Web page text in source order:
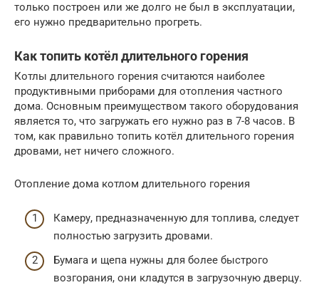
только построен или же долго не был в эксплуатации,
его нужно предварительно прогреть.
Как топить котёл длительного горения
Котлы длительного горения считаются наиболее
продуктивными приборами для отопления частного
дома. Основным преимуществом такого оборудования
является то, что загружать его нужно раз в 7-8 часов. В
том, как правильно топить котёл длительного горения
дровами, нет ничего сложного.
Отопление дома котлом длительного горения
Камеру, предназначенную для топлива, следует
полностью загрузить дровами.
Бумага и щепа нужны для более быстрого
возгорания, они кладутся в загрузочную дверцу.